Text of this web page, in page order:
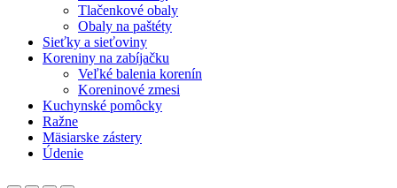
Tlačenkové obaly
Obaly na paštéty
Sieťky a sieťoviny
Koreniny na zabíjačku
Veľké balenia korenín
Koreninové zmesi
Kuchynské pomôcky
Ražne
Mäsiarske zástery
Údenie